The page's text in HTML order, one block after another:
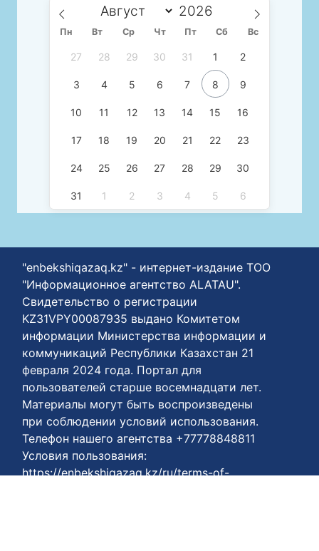
Пн Вт Ср Чт Пт Сб Вс
27 28 29 30 31 1 2
3 4 5 6 7 8 9
10 11 12 13 14 15 16
17 18 19 20 21 22 23
24 25 26 27 28 29 30
31 1 2 3 4 5 6
"enbekshiqazaq.kz" - интернет-издание ТОО
"Информационное агентство ALATAU".
Свидетельство о регистрации
KZ31VPY00087935 выдано Комитетом
информации Министерства информации и
коммуникаций Республики Казахстан 21
февраля 2024 года. Портал для
пользователей старше восемнадцати лет.
Материалы могут быть воспроизведены
при соблюдении условий использования.
Телефон нашего агентства +77778848811
Условия пользования:
https://enbekshiqazaq.kz/ru/terms-of-